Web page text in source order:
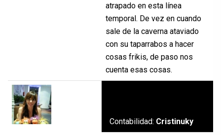
atrapado en esta línea
temporal. De vez en cuando
sale de la caverna ataviado
con su taparrabos a hacer
cosas frikis, de paso nos
cuenta esas cosas.
Contabilidad: Cristinuky